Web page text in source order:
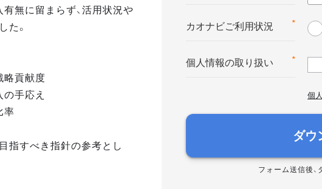
無に留まらず、活用状況や
た。
略貢献度
手応え
率
指すべき指針の参考とし
*
カオナビご利用状況
*
個人情報の取り扱い
個
ダウ
フォーム送信後